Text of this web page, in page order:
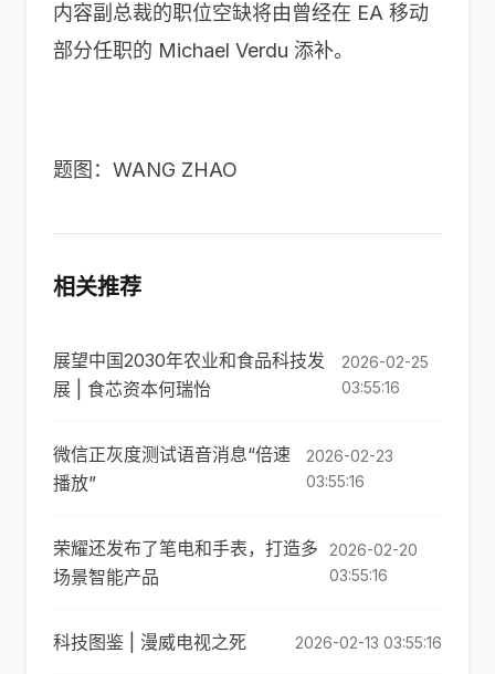
内容副总裁的职位空缺将由曾经在 EA 移动
部分任职的 Michael Verdu 添补。
题图：WANG ZHAO
相关推荐
展望中国2030年农业和食品科技发
展 | 食芯资本何瑞怡
2026-02-25
03:55:16
微信正灰度测试语音消息“倍速
播放”
2026-02-23
03:55:16
荣耀还发布了笔电和手表，打造多
场景智能产品
2026-02-20
03:55:16
科技图鉴 | 漫威电视之死 2026-02-13 03:55:16